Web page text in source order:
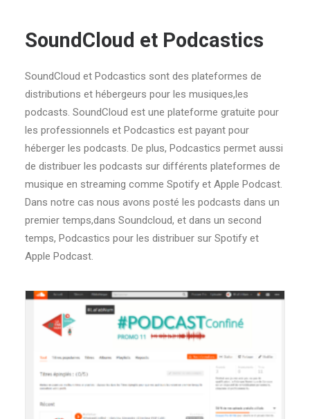
SoundCloud et Podcastics
SoundCloud et Podcastics sont des plateformes de
distributions et hébergeurs pour les musiques,les
podcasts. SoundCloud est une plateforme gratuite pour
les professionnels et Podcastics est payant pour
héberger les podcasts. De plus, Podcastics permet aussi
de distribuer les podcasts sur différents plateformes de
musique en streaming comme Spotify et Apple Podcast.
Dans notre cas nous avons posté les podcasts dans un
premier temps,dans Soundcloud, et dans un second
temps, Podcastics pour les distribuer sur Spotify et
Apple Podcast.